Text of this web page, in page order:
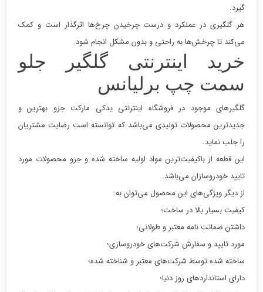
گیرد.
هر گلگیری در عملکرد و درست چرخیدن چرخ‌ها اثرگذار است و کمک
می‌کند تا چرخش‌ها به راحتی و بدون مشکل انجام شود.
خرید اینترنتی گلگیر جلو
سمت چپ برلیانس
گلگیرهای موجود در فروشگاه اینترنتی یدکی مارکت جزو بهترین و
جدیدترین محصولات تولیدی می‌باشد که توانسته است رضایت مشتریان
را جلب نماید.
این قطعه از باکیفیت‌ترین مواد اولیه ساخته شده و جزو محصولات مورد
تایید خودروسازان می‌باشد.
از دیگر ویژگی‌های این محصول می‌توان به:
کیفیت بسیار بالا در ساخت؛
داشتن ضمانت نامه معتبر و طولانی؛
مورد تایید و سفارش شرکت‌های خودروسازی؛
ساخته شده توسط شرکت‌های معتبر و شناخته شده؛
دارای استانداردهای روز دنیا؛